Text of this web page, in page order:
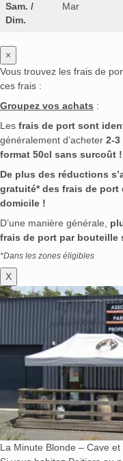
Sam. /
Dim.
Mar
×
Vous trouvez les frais de
ces frais :
Groupez vos achats :
Les frais de port sont
généralement d’acheter 2-3
format 50cl sans surcoût !
De plus des réductions
gratuité* des frais de port
domicile !
D’une manière générale,
frais de port par bouteille
*Dans les zones éligibles
X
La Minute Blonde – Cave